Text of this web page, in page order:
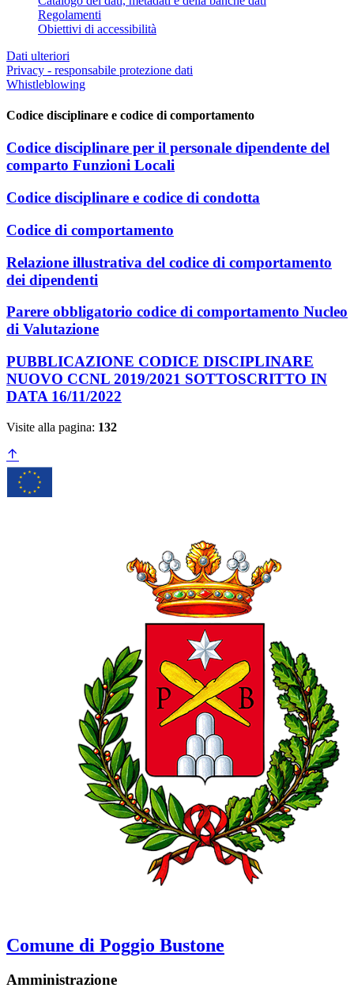
Regolamenti
Obiettivi di accessibilità
Dati ulteriori
Privacy - responsabile protezione dati
Whistleblowing
Codice disciplinare e codice di comportamento
Codice disciplinare per il personale dipendente del
comparto Funzioni Locali
Codice disciplinare e codice di condotta
Codice di comportamento
Relazione illustrativa del codice di comportamento
dei dipendenti
Parere obbligatorio codice di comportamento Nucleo
di Valutazione
PUBBLICAZIONE CODICE DISCIPLINARE
NUOVO CCNL 2019/2021 SOTTOSCRITTO IN
DATA 16/11/2022
Visite alla pagina: 132
Comune di Poggio Bustone
Amministrazione